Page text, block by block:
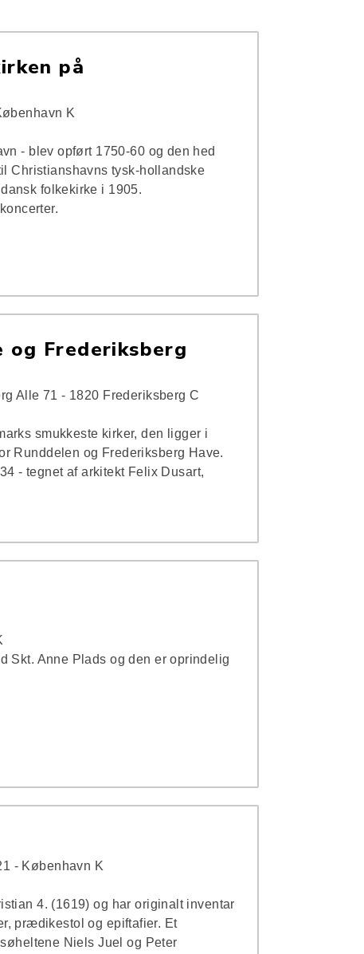
på
K
- blev opført 1750-60 og den hed
Christianshavns tysk-hollandske
folkekirke i 1905.
og Frederiksberg
Alle 71 - 1820 Frederiksberg C
smukkeste kirker, den ligger i
Runddelen og Frederiksberg Have.
- tegnet af arkitekt Felix Dusart,
Skt. Anne Plads og den er oprindelig
- København K
4. (1619) og har originalt inventar
prædikestol og epiftafier. Et
Niels Juel og Peter